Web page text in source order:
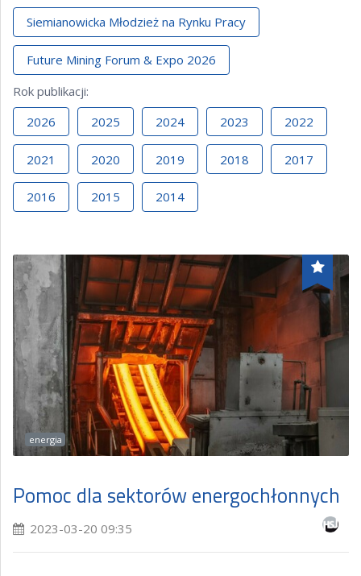
Siemianowicka Młodzież na Rynku Pracy
Future Mining Forum & Expo 2026
Rok publikacji:
2026
2025 2024 2023 2022
2021 2020 2019 2018 2017
2016 2015 2014
energia
Pomoc dla sektorów energochłonnych
2023-03-20 09:35